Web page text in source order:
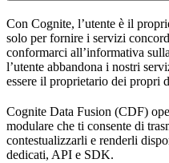
Con Cognite, l’utente è il
solo per fornire i servizi
conformarci all’informativa
l’utente abbandona i nostri
essere il proprietario dei propri
Cognite Data Fusion (CDF)
modulare che ti consente di
contestualizzarli e renderli
dedicati, API e SDK.